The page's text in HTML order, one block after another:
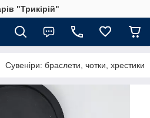
"Трикірій"
Сувеніри: браслети, чотки, хрестики